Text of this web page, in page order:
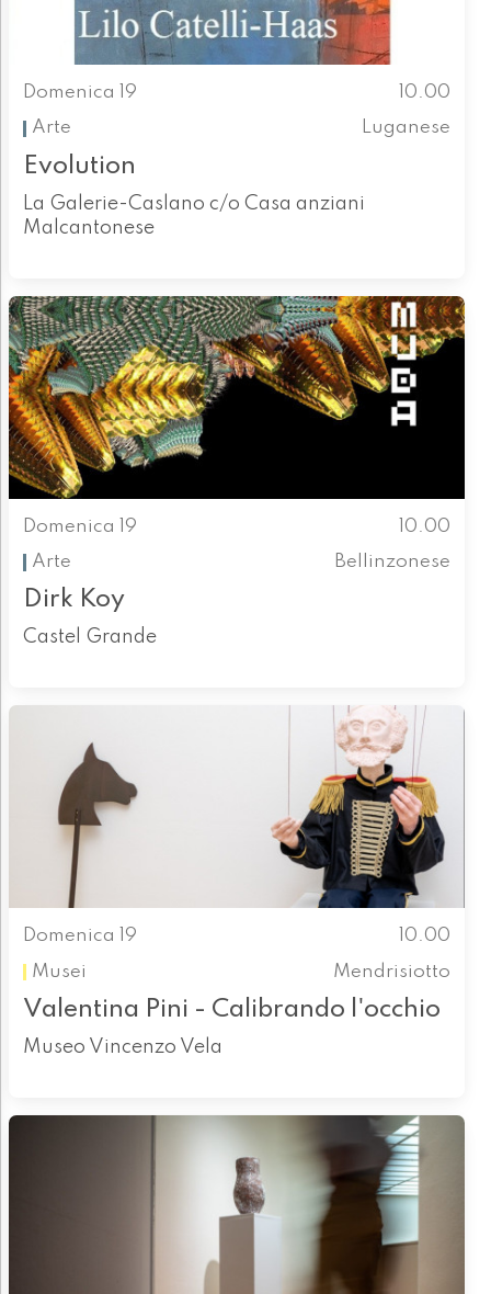
Domenica 19
10.00
Arte
Luganese
Evolution
La Galerie-Caslano c/o Casa anziani
Malcantonese
Domenica 19
10.00
Arte
Bellinzonese
Dirk Koy
Castel Grande
Domenica 19
10.00
Musei
Mendrisiotto
Valentina Pini - Calibrando l'occhio
Museo Vincenzo Vela